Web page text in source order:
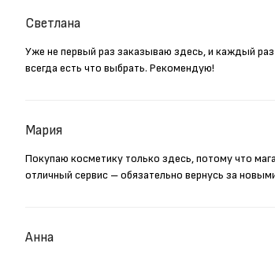
Светлана
Уже не первый раз заказываю здесь, и каждый
всегда есть что выбрать. Рекомендую!
Мария
Покупаю косметику только здесь, потому что
отличный сервис – обязательно вернусь за
Анна